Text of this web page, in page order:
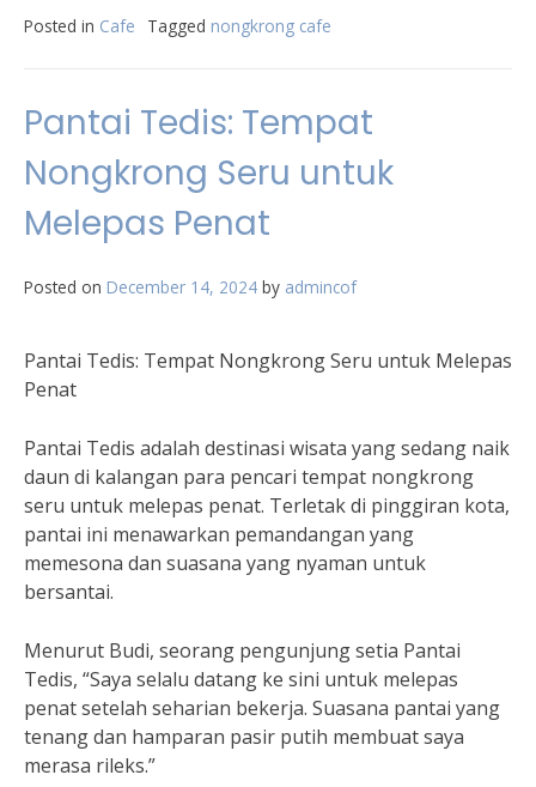
Posted in Cafe Tagged nongkrong cafe
Pantai Tedis: Tempat
Nongkrong Seru untuk
Melepas Penat
Posted on December 14, 2024 by admincof
Pantai Tedis: Tempat Nongkrong Seru untuk Melepas
Penat
Pantai Tedis adalah destinasi wisata yang sedang naik
daun di kalangan para pencari tempat nongkrong
seru untuk melepas penat. Terletak di pinggiran kota,
pantai ini menawarkan pemandangan yang
memesona dan suasana yang nyaman untuk
bersantai.
Menurut Budi, seorang pengunjung setia Pantai
Tedis, “Saya selalu datang ke sini untuk melepas
penat setelah seharian bekerja. Suasana pantai yang
tenang dan hamparan pasir putih membuat saya
merasa rileks.”